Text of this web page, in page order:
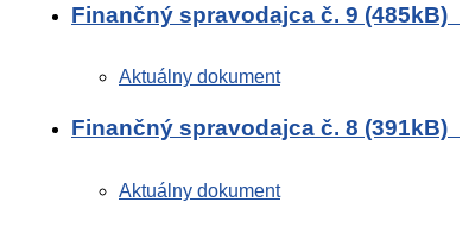
Finančný spravodajca č. 9 (485kB)
Aktuálny dokument
Finančný spravodajca č. 8 (391kB)
Aktuálny dokument